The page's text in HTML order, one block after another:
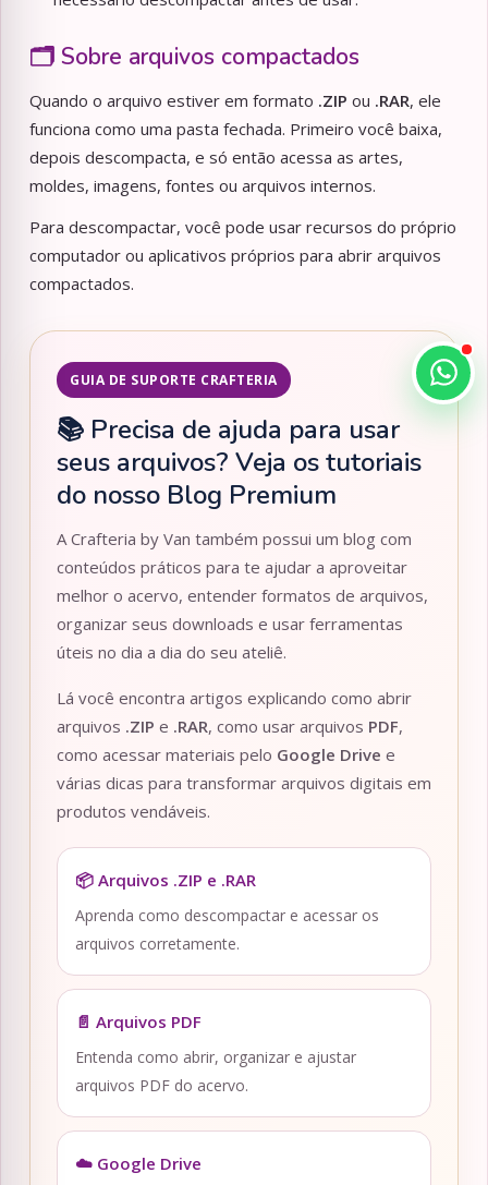
🗂️ Sobre arquivos compactados
Quando o arquivo estiver em formato .ZIP ou .RAR, ele
funciona como uma pasta fechada. Primeiro você baixa,
depois descompacta, e só então acessa as artes,
moldes, imagens, fontes ou arquivos internos.
Para descompactar, você pode usar recursos do próprio
computador ou aplicativos próprios para abrir arquivos
compactados.
GUIA DE SUPORTE CRAFTERIA
📚 Precisa de ajuda para usar
seus arquivos? Veja os tutoriais
do nosso Blog Premium
A Crafteria by Van também possui um blog com
conteúdos práticos para te ajudar a aproveitar
melhor o acervo, entender formatos de arquivos,
organizar seus downloads e usar ferramentas
úteis no dia a dia do seu ateliê.
Lá você encontra artigos explicando como abrir
arquivos .ZIP e .RAR, como usar arquivos PDF,
como acessar materiais pelo Google Drive e
várias dicas para transformar arquivos digitais em
produtos vendáveis.
📦 Arquivos .ZIP e .RAR
Aprenda como descompactar e acessar os
arquivos corretamente.
📄 Arquivos PDF
Entenda como abrir, organizar e ajustar
arquivos PDF do acervo.
☁️ Google Drive